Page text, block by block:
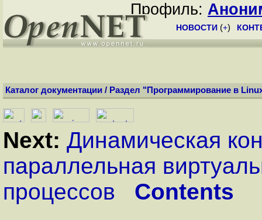
Профиль:
НОВОСТИ (+)
Каталог документации / Раздел "Программирование в
Next: Динамическая
параллельная
процессов
Contents